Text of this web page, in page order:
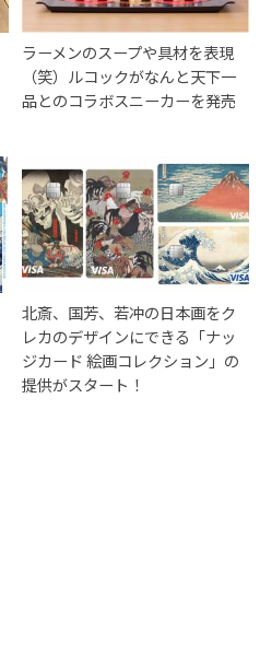
ラーメンのスープや具材を表現
（笑）ルコックがなんと天下一
品とのコラボスニーカーを発売
北斎、国芳、若冲の日本画をク
レカのデザインにできる「ナッ
ジカード 絵画コレクション」の
提供がスタート！